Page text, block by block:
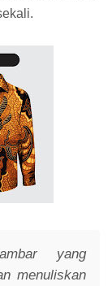
yang
menuliskan